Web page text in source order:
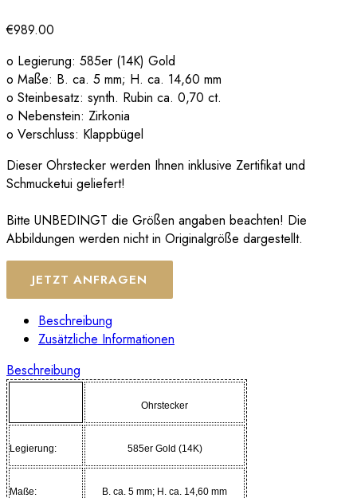
€989.00
o Legierung: 585er (14K) Gold
o Maße: B. ca. 5 mm; H. ca. 14,60 mm
o Steinbesatz: synth. Rubin ca. 0,70 ct.
o Nebenstein: Zirkonia
o Verschluss: Klappbügel
Dieser Ohrstecker werden Ihnen inklusive Zertifikat und
Schmucketui geliefert!
Bitte UNBEDINGT die Größen angaben beachten! Die
Abbildungen werden nicht in Originalgröße dargestellt.
JETZT ANFRAGEN
Beschreibung
Zusätzliche Informationen
Beschreibung
Ohrstecker
Legierung: 585er Gold (14K)
Maße: B. ca. 5 mm; H. ca. 14,60 mm